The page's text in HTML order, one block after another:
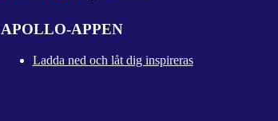
APOLLO-APPEN
Ladda ned och låt dig inspireras